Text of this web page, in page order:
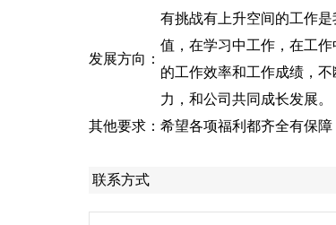
发展方向：
有挑战有上升空间的工作
值，在学习中工作，在工
的工作效率和工作成绩，
力，和公司共同成长发展。
其他要求： 希望各项福利都齐全有保
联系方式